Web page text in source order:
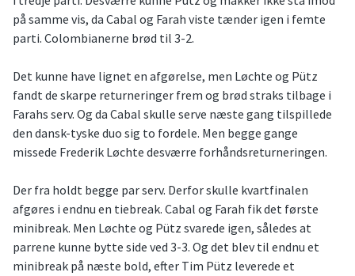
på samme vis, da Cabal og Farah viste tænder igen i femte
parti. Colombianerne brød til 3-2.
Det kunne have lignet en afgørelse, men Løchte og Pütz
fandt de skarpe returneringer frem og brød straks tilbage i
Farahs serv. Og da Cabal skulle serve næste gang tilspillede
den dansk-tyske duo sig to fordele. Men begge gange
missede Frederik Løchte desværre forhåndsreturneringen.
Der fra holdt begge par serv. Derfor skulle kvartfinalen
afgøres i endnu en tiebreak. Cabal og Farah fik det første
minibreak. Men Løchte og Pütz svarede igen, således at
parrene kunne bytte side ved 3-3. Og det blev til endnu et
minibreak på næste bold, efter Tim Pütz leverede et